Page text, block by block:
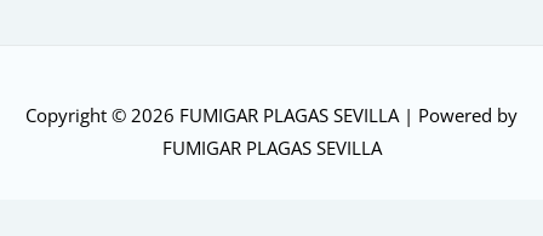
Copyright © 2026 FUMIGAR PLAGAS SEVILLA | Powered by
FUMIGAR PLAGAS SEVILLA